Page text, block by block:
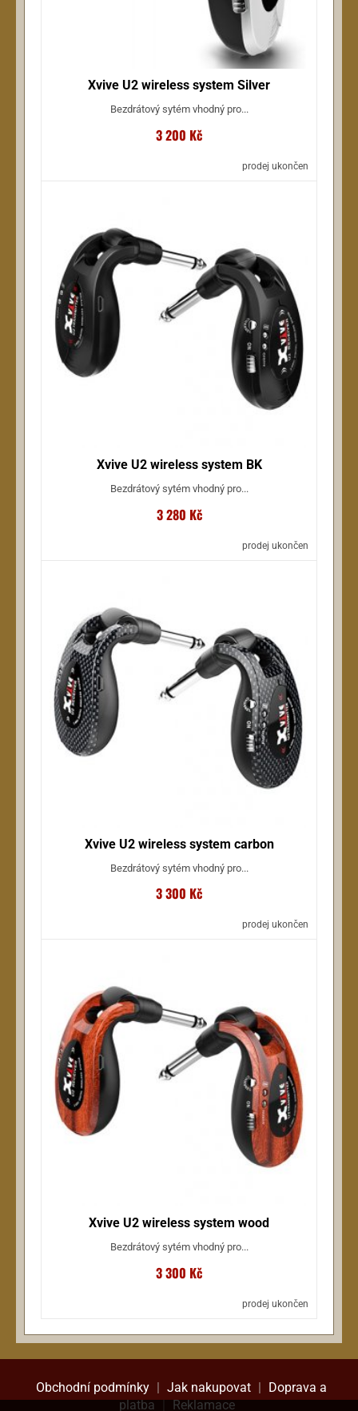
Xvive U2 wireless system Silver
Bezdrátový sytém vhodný pro...
3 200 Kč
prodej ukončen
Xvive U2 wireless system BK
Bezdrátový sytém vhodný pro...
3 280 Kč
prodej ukončen
Xvive U2 wireless system carbon
Bezdrátový sytém vhodný pro...
3 300 Kč
prodej ukončen
Xvive U2 wireless system wood
Bezdrátový sytém vhodný pro...
3 300 Kč
prodej ukončen
Obchodní podmínky Jak nakupovat
Doprava a
platba
Reklamace